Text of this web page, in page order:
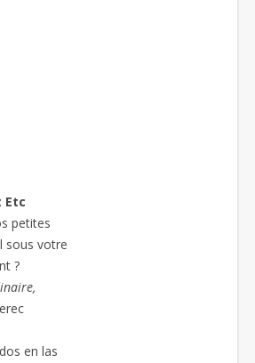
Etc
petites
sous votre
?
en las